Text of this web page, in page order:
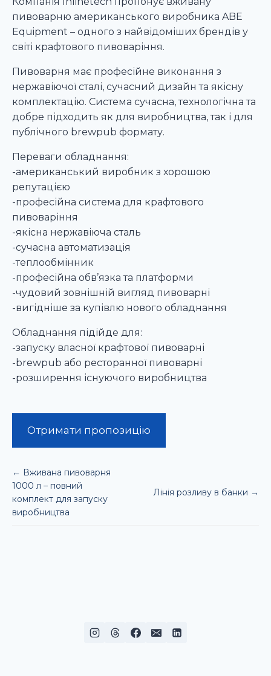
пивоварню американського виробника ABE
Equipment – одного з найвідоміших брендів у
світі крафтового пивоваріння.
Пивоварня має професійне виконання з
нержавіючої сталі, сучасний дизайн та якісну
комплектацію. Система сучасна, технологічна та
добре підходить як для виробництва, так і для
публічного brewpub формату.
Переваги обладнання:
-американський виробник з хорошою
репутацією
-професійна система для крафтового
пивоваріння
-якісна нержавіюча сталь
-сучасна автоматизація
-теплообмінник
-професійна обв’язка та платформи
-чудовий зовнішній вигляд пивоварні
-вигідніше за купівлю нового обладнання
Обладнання підійде для:
-запуску власної крафтової пивоварні
-brewpub або ресторанної пивоварні
-розширення існуючого виробництва
Отримати пропозицію
← Вживана пивоварня
1000 л – повний
комплект для запуску
виробництва
Лінія розливу в банки →